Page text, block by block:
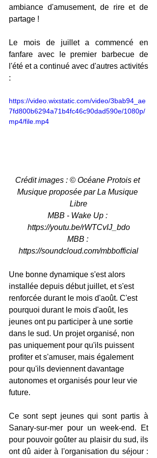
ambiance d'amusement, de rire et de
partage !
Le mois de juillet a commencé en
fanfare avec le premier barbecue de
l'été et a continué avec d'autres activités
:
https://video.wixstatic.com/video/3bab94_ae
7fd800b6294a71b4fc46c90dad590e/1080p/
mp4/file.mp4
Crédit images : © Océane Protois et
Musique proposée par La Musique
Libre
MBB - Wake Up :
https://youtu.be/rWTCvIJ_bdo
MBB :
https://soundcloud.com/mbbofficial
Une bonne dynamique s'est alors
installée depuis début juillet, et s'est
renforcée durant le mois d'août. C'est
pourquoi durant le mois d'août, les
jeunes ont pu participer à une sortie
dans le sud. Un projet organisé, non
pas uniquement pour qu'ils puissent
profiter et s'amuser, mais également
pour qu'ils deviennent davantage
autonomes et organisés pour leur vie
future.
Ce sont sept jeunes qui sont partis à
Sanary-sur-mer pour un week-end. Et
pour pouvoir goûter au plaisir du sud, ils
ont dû aider à l'organisation du séjour :